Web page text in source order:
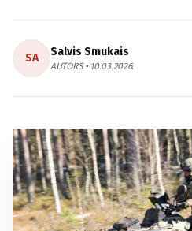
SA Salvis Smukais
AUTORS • 10.03.2026.